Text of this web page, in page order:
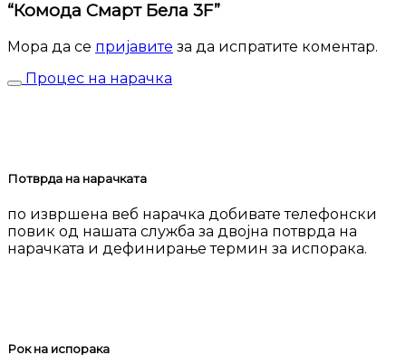
“Комода Смарт Бела 3F”
Мора да се пријавите за да испратите коментар.
Процес на нарачка
Потврда на нарачката
по извршена веб нарачка добивате телефонски
повик од нашата служба за двојна потврда на
нарачката и дефинирање термин за испорака.
Рок на испорака